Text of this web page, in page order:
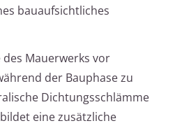
bauaufsichtliches
Mauerwerks vor
der Bauphase zu
Dichtungsschlämme
eine zusätzliche